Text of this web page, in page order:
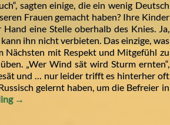
sagten einige, die ein wenig Deutsch
Frauen gemacht haben? Ihre Kinder
eine Stelle oberhalb des Knies. Ja,
ihn nicht verbieten. Das einzige, was
Nächsten mit Respekt und Mitgefühl zu
„Wer Wind sät wird Sturm ernten“,
und … nur leider trifft es hinterher oft
gelernt haben, um die Befreier in
→